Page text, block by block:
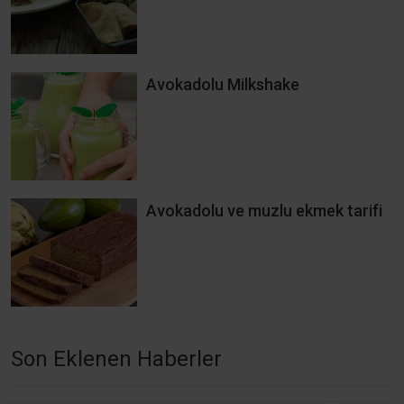
Avokadolu Milkshake
Avokadolu ve muzlu ekmek tarifi
Son Eklenen Haberler